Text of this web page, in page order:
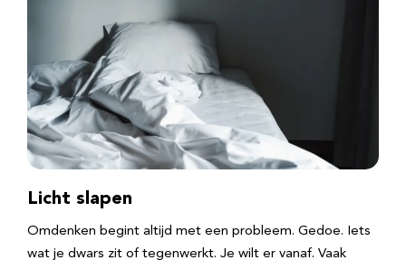
Licht slapen
Omdenken begint altijd met een probleem. Gedoe. Iets
wat je dwars zit of tegenwerkt. Je wilt er vanaf. Vaak